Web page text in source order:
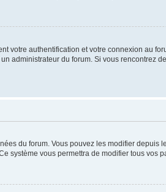
votre authentification et votre connexion au
administrateur du forum. Si vous rencontrez
du forum. Vous pouvez les modifier depuis
système vous permettra de modifier tous vos